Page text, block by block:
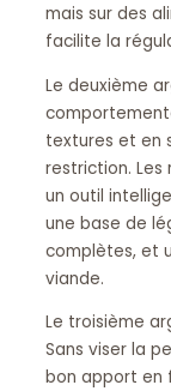
mais sur des
facilite la
Le deuxième
textures et en
restriction. Les
un outil
une base de
complètes, et
viande.
Le troisième
Sans viser la
bon apport en